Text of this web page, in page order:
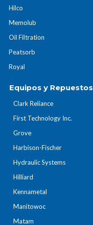
Hilco
Memolub
Oil Filtration
Peatsorb
Royal
Equipos y Repuestos
Clark Reliance
First Technology Inc.
Grove
Harbison-Fischer
Hydraulic Systems
Hilliard
Kennametal
Manitowoc
Matam